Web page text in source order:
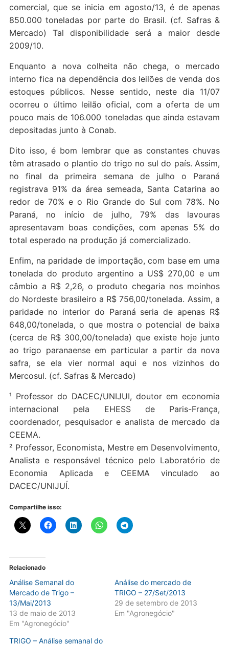
comercial, que se inicia em agosto/13, é de apenas
850.000 toneladas por parte do Brasil. (cf. Safras &
Mercado) Tal disponibilidade será a maior desde
2009/10.
Enquanto a nova colheita não chega, o mercado
interno fica na dependência dos leilões de venda dos
estoques públicos. Nesse sentido, neste dia 11/07
ocorreu o último leilão oficial, com a oferta de um
pouco mais de 106.000 toneladas que ainda estavam
depositadas junto à Conab.
Dito isso, é bom lembrar que as constantes chuvas
têm atrasado o plantio do trigo no sul do país. Assim,
no final da primeira semana de julho o Paraná
registrava 91% da área semeada, Santa Catarina ao
redor de 70% e o Rio Grande do Sul com 78%. No
Paraná, no início de julho, 79% das lavouras
apresentavam boas condições, com apenas 5% do
total esperado na produção já comercializado.
Enfim, na paridade de importação, com base em uma
tonelada do produto argentino a US$ 270,00 e um
câmbio a R$ 2,26, o produto chegaria nos moinhos
do Nordeste brasileiro a R$ 756,00/tonelada. Assim, a
paridade no interior do Paraná seria de apenas R$
648,00/tonelada, o que mostra o potencial de baixa
(cerca de R$ 300,00/tonelada) que existe hoje junto
ao trigo paranaense em particular a partir da nova
safra, se ela vier normal aqui e nos vizinhos do
Mercosul. (cf. Safras & Mercado)
¹ Professor do DACEC/UNIJUI, doutor em economia
internacional pela EHESS de Paris-França,
coordenador, pesquisador e analista de mercado da
CEEMA.
² Professor, Economista, Mestre em Desenvolvimento,
Analista e responsável técnico pelo Laboratório de
Economia Aplicada e CEEMA vinculado ao
DACEC/UNIJUÍ.
Compartilhe isso:
Relacionado
Análise Semanal do
Mercado de Trigo –
13/Mai/2013
13 de maio de 2013
Em "Agronegócio"
Análise do mercado de
TRIGO – 27/Set/2013
29 de setembro de 2013
Em "Agronegócio"
TRIGO – Análise semanal do